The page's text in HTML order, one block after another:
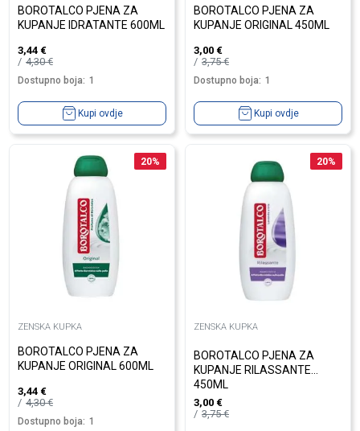
BOROTALCO PJENA ZA
KUPANJE IDRATANTE 600ML
3,44 €
4,30€
Dostupno boja: 1
Kupi ovdje
BOROTALCO PJENA ZA
KUPANJE ORIGINAL 450ML
3,00 €
3,75€
Dostupno boja: 1
Kupi ovdje
20%
ZENSKA KUPKA
BOROTALCO PJENA ZA
KUPANJE ORIGINAL 600ML
3,44 €
4,30€
Dostupno boja: 1
20%
ZENSKA KUPKA
BOROTALCO PJENA ZA
KUPANJE RILASSANTE
450ML
3,00 €
3,75€